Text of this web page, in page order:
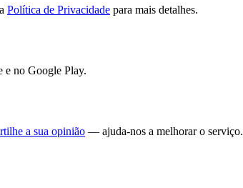
Política de Privacidade para mais detalhes.
e no Google Play.
a sua opinião — ajuda-nos a melhorar o serviço.